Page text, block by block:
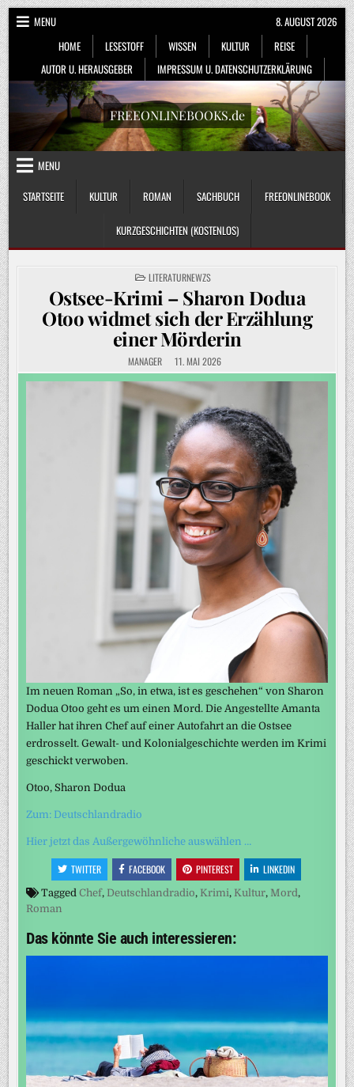
Skip
to
content
MENU
HOME
LESESTOFF WISSEN KULTUR
REISE
AUTOR U. HERAUSGEBER
IMPRESSUM U. DATENSCHUTZERKLÄRUNG
8. AUGUST 2026
FREEONLINEBOOKS.de
MENU
STARTSEITE
KULTUR ROMAN SACHBUCH FREEONLINEBOOK
KURZGESCHICHTEN (KOSTENLOS)
POSTED
IN
LITERATURNEWZS
Ostsee-Krimi – Sharon Dodua
Otoo widmet sich der Erzählung
einer Mörderin
MANAGER 11. MAI 2026
Im neuen Roman „So, in etwa, ist es geschehen“ von Sharon
Dodua Otoo geht es um einen Mord. Die Angestellte Amanta
Haller hat ihren Chef auf einer Autofahrt an die Ostsee
erdrosselt. Gewalt- und Kolonialgeschichte werden im Krimi
geschickt verwoben.
Otoo, Sharon Dodua
Zum: Deutschlandradio
Hier jetzt das Außergewöhnliche auswählen …
TWITTER FACEBOOK PINTEREST LINKEDIN
TaggedChef,Deutschlandradio,Krimi,Kultur,Mord,
Roman
Das könnte Sie auch interessieren: